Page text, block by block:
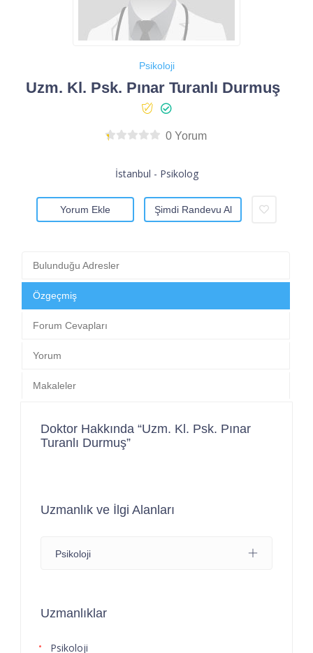
Psikoloji
Uzm. Kl. Psk. Pınar Turanlı Durmuş
0 Yorum
İstanbul - Psikolog
Yorum Ekle Şimdi Randevu Al
Bulunduğu Adresler
Özgeçmiş
Forum Cevapları
Yorum
Makaleler
Doktor Hakkında “Uzm. Kl. Psk. Pınar
Turanlı Durmuş”
Uzmanlık ve İlgi Alanları
Psikoloji
Uzmanlıklar
Psikoloji